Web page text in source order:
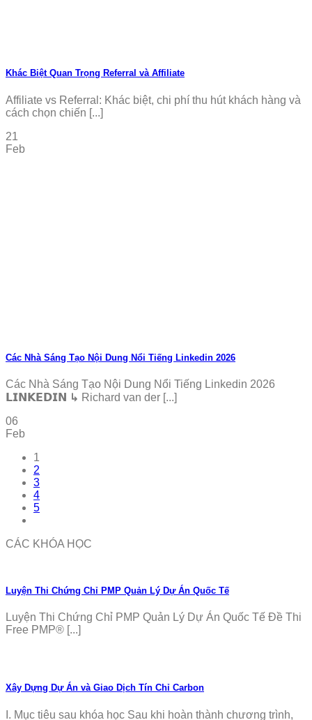
Khác Biệt Quan Trọng Referral và Affiliate
Affiliate vs Referral: Khác biệt, chi phí thu hút khách hàng và
cách chọn chiến [...]
21
Feb
Các Nhà Sáng Tạo Nội Dung Nổi Tiếng Linkedin 2026
Các Nhà Sáng Tạo Nội Dung Nổi Tiếng Linkedin 2026
𝗟𝗜𝗡𝗞𝗘𝗗𝗜𝗡 ↳ Richard van der [...]
06
Feb
1
2
3
4
5
CÁC KHÓA HỌC
Luyện Thi Chứng Chỉ PMP Quản Lý Dự Án Quốc Tế
Luyện Thi Chứng Chỉ PMP Quản Lý Dự Án Quốc Tế Đề Thi
Free PMP® [...]
Xây Dựng Dự Án và Giao Dịch Tín Chỉ Carbon
I. Mục tiêu sau khóa học Sau khi hoàn thành chương trình,